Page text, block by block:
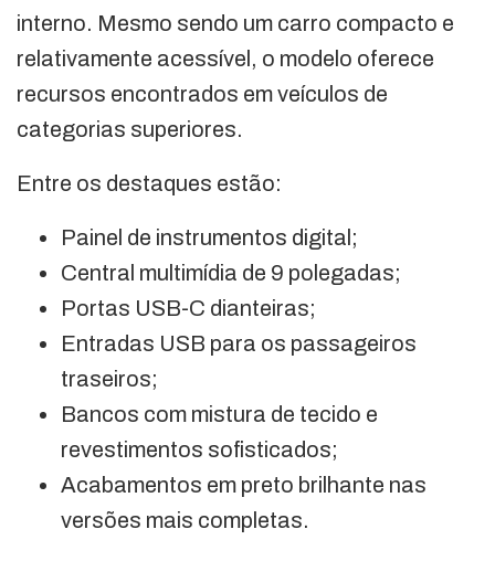
interno. Mesmo sendo um carro compacto e
relativamente acessível, o modelo oferece
recursos encontrados em veículos de
categorias superiores.
Entre os destaques estão:
Painel de instrumentos digital;
Central multimídia de 9 polegadas;
Portas USB-C dianteiras;
Entradas USB para os passageiros
traseiros;
Bancos com mistura de tecido e
revestimentos sofisticados;
Acabamentos em preto brilhante nas
versões mais completas.